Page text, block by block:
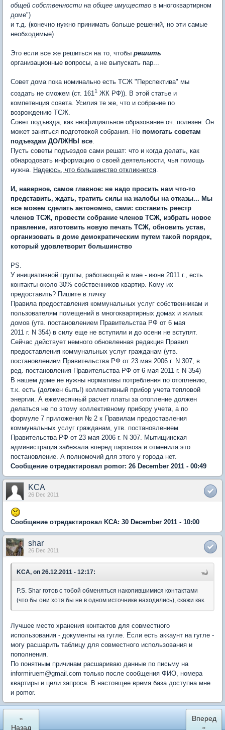
общей собственности на общее имущество в многоквартирном
доме")
и т.д. (конечно нужно принимать больше решений, но эти самые
необходимые)
Это если все же решиться на то, чтобы решить
организационные вопросы, а не выпускать пар...
Совет дома пока номинально есть ТСЖ "Перспектива" мы
создать не сможем (ст. 1611 ЖК РФ)). В этой статье и
компетенция совета. Усилия те же, что и собрание по
возрождению ТСЖ.
Совет подъезда, как неофициальное образование оч. полезен. Он
может заняться подготовкой собрания. Но помогать советам
подъездам ДОЛЖНЫ все.
Пусть советы подъездов сами решат: что и когда делать, как
обнародовать информацию о своей деятельности, чья помощь
нужна. Надеюсь, что большинство откликнется.
И, наверное, самое главное: не надо просить нам что-то
представить, ждать, тратить силы на жалобы на отказы... Мы
все можем сделать автономно, сами: составить реестр
членов ТСЖ, провести собрание членов ТСЖ, избрать новое
правление, изготовить новую печать ТСЖ, обновить устав,
организовать в доме демократическим путем такой порядок,
который удовлетворит большинство
PS.
У инициативной группы, работающей в мае - июне 2011 г., есть
контакты около 30% собственников квартир. Кому их
предоставить? Пишите в личку
Правила предоставления коммунальных услуг собственникам и
пользователям помещений в многоквартирных домах и жилых
домов (утв. постановлением Правительства РФ от 6 мая
2011 г. N 354) в силу еще не вступили и до осени не вступят.
Сейчас действует немного обновленная редакция Правил
предоставления коммунальных услуг гражданам (утв.
постановлением Правительства РФ от 23 мая 2006 г. N 307, в
ред. постановления Правительства РФ от 6 мая 2011 г. N 354)
В нашем доме не нужны нормативы потребления по отоплению,
т.к. есть (должен быть!) коллективный прибор учета тепловой
энергии. А ежемесячный расчет платы за отопление должен
делаться не по этому коллективному прибору учета, а по
формуле 7 приложения № 2 к Правилам предоставления
коммунальных услуг гражданам, утв. постановлением
Правительства РФ от 23 мая 2006 г. N 307. Мытищинская
администрация забежала вперед паровоза и отменила это
постановление. А полномочий для этого у города нет.
Сообщение отредактировал pomor: 26 December 2011 - 00:49
KCA
26 Dec 2011
Сообщение отредактировал KCA: 30 December 2011 - 10:00
shar
26 Dec 2011
KCA, on 26.12.2011 - 12:17:
P.S. Shar готов с тобой обменяться накопившимися контактами
(что бы они хотя бы не в одном источнике находились), скажи как.
Лучшее место хранения контактов для совместного
использования - документы на гугле. Если есть аккаунт на гугле -
могу расшарить таблицу для совместного использования и
пополнения.
По понятным причинам расшариваю данные по письму на
informiruem@gmail.com только после сообщения ФИО, номера
квартиры и цели запроса. В настоящее время база доступна мне
и pomor.
«
Назад
Вперед
»